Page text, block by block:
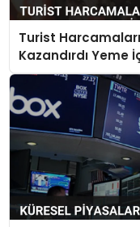
Turist
Kazandırdı Yeme